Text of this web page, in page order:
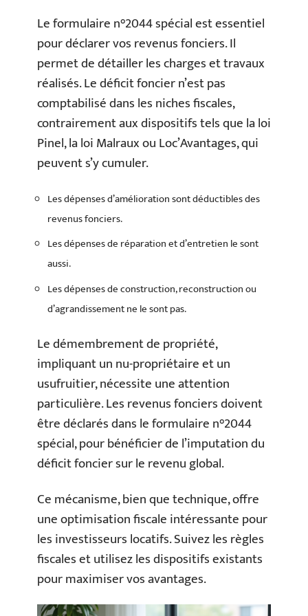
Le formulaire n°2044 spécial est essentiel
pour déclarer vos revenus fonciers. Il
permet de détailler les charges et travaux
réalisés. Le déficit foncier n’est pas
comptabilisé dans les niches fiscales,
contrairement aux dispositifs tels que la loi
Pinel, la loi Malraux ou Loc’Avantages, qui
peuvent s’y cumuler.
Les dépenses d’amélioration sont déductibles des
revenus fonciers.
Les dépenses de réparation et d’entretien le sont
aussi.
Les dépenses de construction, reconstruction ou
d’agrandissement ne le sont pas.
Le démembrement de propriété,
impliquant un nu-propriétaire et un
usufruitier, nécessite une attention
particulière. Les revenus fonciers doivent
être déclarés dans le formulaire n°2044
spécial, pour bénéficier de l’imputation du
déficit foncier sur le revenu global.
Ce mécanisme, bien que technique, offre
une optimisation fiscale intéressante pour
les investisseurs locatifs. Suivez les règles
fiscales et utilisez les dispositifs existants
pour maximiser vos avantages.